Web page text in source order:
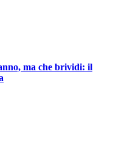
ma che brividi: il